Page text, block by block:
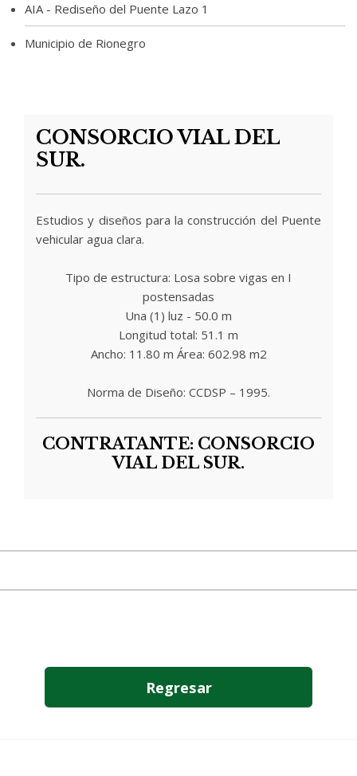
AIA - Rediseño del Puente Lazo 1
Municipio de Rionegro
CONSORCIO VIAL DEL
SUR.
Estudios y diseños para la construcción del Puente
vehicular agua clara.
Tipo de estructura: Losa sobre vigas en I
postensadas
Una (1) luz - 50.0 m
Longitud total: 51.1 m
Ancho: 11.80 m Área: 602.98 m2
Norma de Diseño: CCDSP – 1995.
CONTRATANTE: CONSORCIO
VIAL DEL SUR.
Regresar